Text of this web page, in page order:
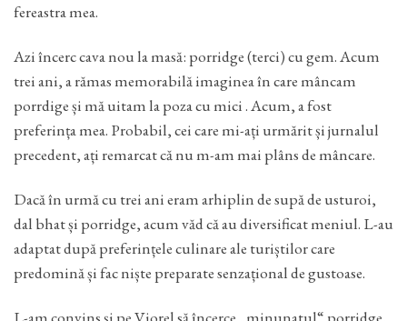
fereastra mea.
Azi încerc cava nou la masă: porridge (terci) cu gem. Acum
trei ani, a rămas memorabilă imaginea în care mâncam
porrdige și mă uitam la poza cu mici . Acum, a fost
preferința mea. Probabil, cei care mi-ați urmărit și jurnalul
precedent, ați remarcat că nu m-am mai plâns de mâncare.
Dacă în urmă cu trei ani eram arhiplin de supă de usturoi,
dal bhat și porridge, acum văd că au diversificat meniul. L-au
adaptat după preferințele culinare ale turiștilor care
predomină și fac niște preparate senzațional de gustoase.
L-am convins și pe Viorel să încerce „minunatul“ porridge,